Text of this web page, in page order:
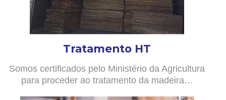
Tratamento HT
Somos certificados pelo Ministério da Agricultura
para proceder ao tratamento da madeira…